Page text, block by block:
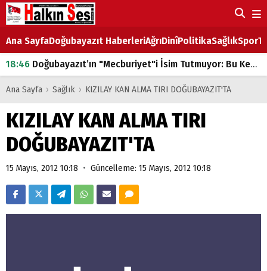
Ana SayfaDoğubayazıt HaberleriAğrıDinîPolitikaSağlıkSpor
18:46 Doğubayazıt’ın "Mecburiyet"i İsim Tutmuyor: Bu Kez de Mem u Zîn Oldu!
07:53Doğubayazıt’ta Ekmek Fiyatlarına Zam
DEVLET ve HÜKÜMET
18:29ÇARŞI CADDESİ YAZ BOZ TAHTASI
Ana Sayfa › Sağlık › KIZILAY KAN ALMA TIRI DOĞUBAYAZIT'TA
KIZILAY KAN ALMA TIRI
DOĞUBAYAZIT'TA
15 Mayıs, 2012 10:18 • Güncelleme: 15 Mayıs, 2012 10:18